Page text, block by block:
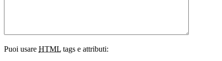
Puoi usare HTML tags e attributi: